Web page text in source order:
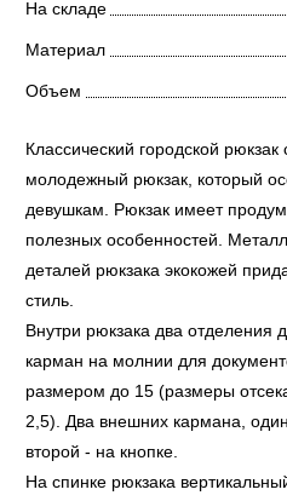
На складе
Материал
Объем
Классический городской
молодежный рюкзак, который
девушкам. Рюкзак имеет
полезных особенностей.
деталей рюкзака экокожей
стиль.
Внутри рюкзака два отделения
карман на молнии для
размером до 15 (размеры
2,5). Два внешних кармана,
второй - на кнопке.
На спинке рюкзака